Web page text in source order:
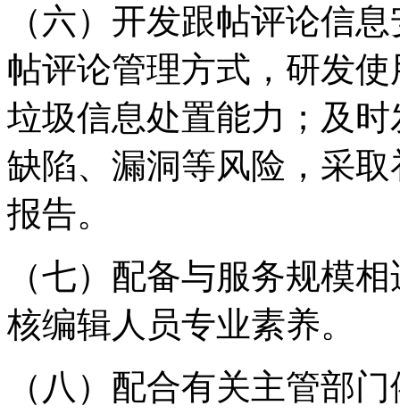
（六）开发跟帖评论信
帖评论管理方式，研发
垃圾信息处置能力；及
缺陷、漏洞等风险，采
报告。
（七）配备与服务规模
核编辑人员专业素养。
（八）配合有关主管部